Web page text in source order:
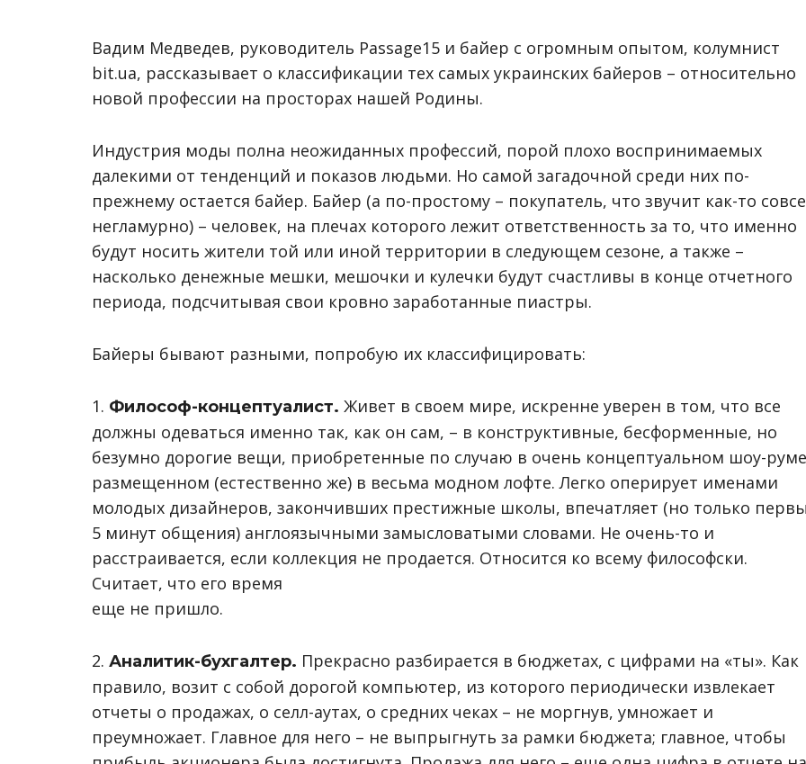
Вадим Медведев, руководитель Passage15 и байер с огромным опытом, колумнист
bit.ua, рассказывает о классификации тех самых украинских байеров – относительно
новой профессии на просторах нашей Родины.
Индустрия моды полна неожиданных профессий, порой плохо воспринимаемых
далекими от тенденций и показов людьми. Но самой загадочной среди них по-
прежнему остается байер. Байер (а по-простому – покупатель, что звучит как-то
негламурно) – человек, на плечах которого лежит ответственность за то, что именно
будут носить жители той или иной территории в следующем сезоне, а также –
насколько денежные мешки, мешочки и кулечки будут счастливы в конце отчетного
периода, подсчитывая свои кровно заработанные пиастры.
Байеры бывают разными, попробую их классифицировать:
1. Философ-концептуалист. Живет в своем мире, искренне уверен в том, что все
должны одеваться именно так, как он сам, – в конструктивные, бесформенные, но
безумно дорогие вещи, приобретенные по случаю в очень концептуальном шоу-
размещенном (естественно же) в весьма модном лофте. Легко оперирует именами
молодых дизайнеров, закончивших престижные школы, впечатляет (но только
5 минут общения) англоязычными замысловатыми словами. Не очень-то и
расстраивается, если коллекция не продается. Относится ко всему философски.
Считает, что его время
еще не пришло.
2. Аналитик-бухгалтер. Прекрасно разбирается в бюджетах, с цифрами на «ты». Как
правило, возит с собой дорогой компьютер, из которого периодически извлекает
отчеты о продажах, о селл-аутах, о средних чеках – не моргнув, умножает и
преумножает. Главное для него – не выпрыгнуть за рамки бюджета; главное, чтобы